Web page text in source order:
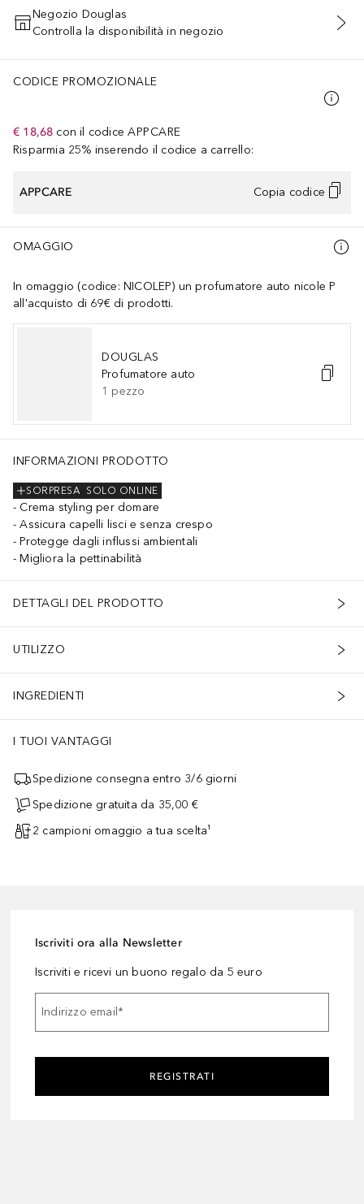
AGGIUNGI AL CARRELLO
Negozio Douglas
Controlla la disponibilità in negozio
CODICE PROMOZIONALE
€ 18,68 con il codice APPCARE
Risparmia 25% inserendo il codice a carrello:
APPCARE Copia codice
OMAGGIO
In omaggio (codice: NICOLEP) un profumatore auto nicole P
all'acquisto di 69€ di prodotti.
DOUGLAS
Profumatore auto
1 pezzo
INFORMAZIONI PRODOTTO
SOLO ONLINE
SORPRESA
Crema styling per domare
Assicura capelli lisci e senza crespo
Protegge dagli influssi ambientali
Migliora la pettinabilità
DETTAGLI DEL PRODOTTO
UTILIZZO
INGREDIENTI
I TUOI VANTAGGI
Spedizione consegna entro 3/6 giorni
Spedizione gratuita da 35,00 €
2 campioni omaggio a tua scelta¹
Iscriviti ora alla Newsletter
Iscriviti e ricevi un buono regalo da 5 euro
Indirizzo email*
REGISTRATI